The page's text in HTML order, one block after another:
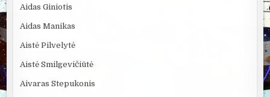
Aidas Giniotis
Aidas Manikas
Aistė Pilvelytė
Aistė Smilgevičiūtė
Aivaras Stepukonis